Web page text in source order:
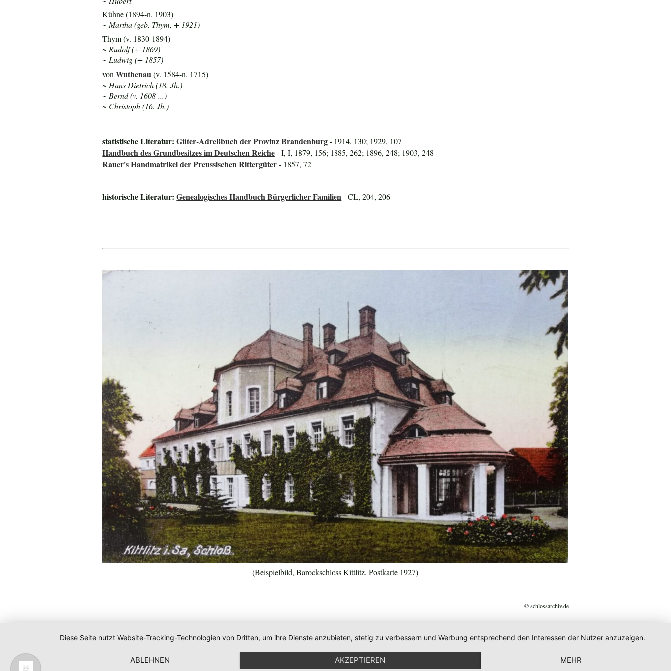
Kühne (1894-n. 1903)
~ Martha (geb. Thym, + 1921)
Thym (v. 1830-1894)
~ Rudolf (+ 1869)
~ Ludwig (+ 1857)
vonWuthenau (v. 1584-n. 1715)
~ Hans Dietrich (18. Jh.)
~ Bernd (v. 1608-...)
~ Christoph (16. Jh.)
statistische Literatur:Güter-Adreßbuch der Provinz Brandenburg- 1914, 130; 1929, 107
Handbuch des Grundbesitzes im Deutschen Reiche- I, I, 1879, 156; 1885, 262; 1896, 248; 1903, 248
Rauer's Handmatrikel der Preussischen Rittergüter- 1857, 72
historische Literatur:Genealogisches Handbuch Bürgerlicher Familien- CL, 204, 206
(Beispielbild, Barockschloss Kittlitz, Postkarte 1927)
© schlossarchiv.de
Diese Seite nutzt Website-Tracking-Technologien von Dritten, um ihre Dienste anzubieten, stetig zu verbessern und Werbung entsprechend den Interessen der Nutzer anzuzeigen.
ABLEHNEN AKZEPTIEREN MEHR